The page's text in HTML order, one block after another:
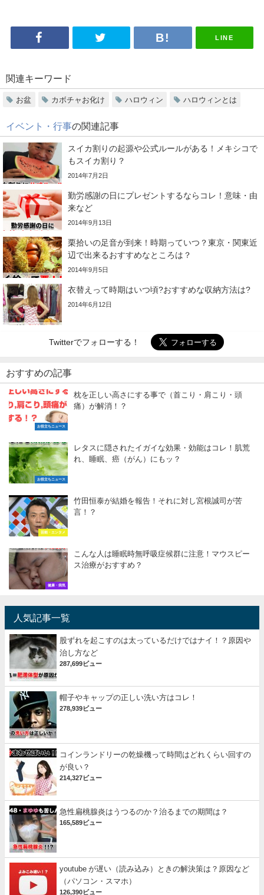
LINE
関連キーワード
お盆 カボチャお化け ハロウィン ハロウィンとは
イベント・行事の関連記事
スイカ割りの起源や公式ルールがある！メキシコで
もスイカ割り？
2014年7月2日
勤労感謝の日にプレゼントするならコレ！意味・由
来など
2014年9月13日
栗拾いの足音が到来！時期っていつ？東京・関東近
辺で出来るおすすめなところは？
2014年9月5日
衣替えって時期はいつ頃?おすすめな収納方法は?
2014年6月12日
Twitterでフォローする！
おすすめの記事
お役立ちニュース
枕を正しい高さにする事で（首こり・肩こり・頭
痛）が解消！？
お役立ちニュース
レタスに隠されたイガイな効果・効能はコレ！肌荒
れ、睡眠、癌（がん）にもッ？
芸能・エンタメ
竹田恒泰が結婚を報告！それに対し宮根誠司が苦
言！？
健康・病気
こんな人は睡眠時無呼吸症候群に注意！マウスピー
ス治療がおすすめ？
人気記事一覧
股ずれを起こすのは太っているだけではナイ！？原因や
治し方など
287,699ビュー
帽子やキャップの正しい洗い方はコレ！
278,939ビュー
コインランドリーの乾燥機って時間はどれくらい回すの
が良い？
214,327ビュー
急性扁桃腺炎はうつるのか？治るまでの期間は？
165,589ビュー
youtube が遅い（読み込み）ときの解決策は？原因など
（パソコン・スマホ）
126,390ビュー